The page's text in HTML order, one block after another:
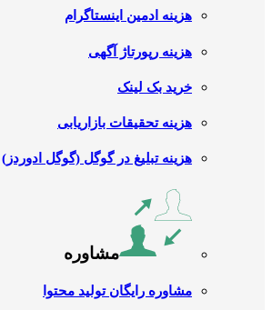
هزینه ادمین اینستاگرام
هزینه رپورتاژ آگهی
خرید بک لینک
هزینه تحقیقات بازاریابی
هزینه تبلیغ در گوگل (گوگل ادوردز)
مشاوره
مشاوره رایگان تولید محتوا